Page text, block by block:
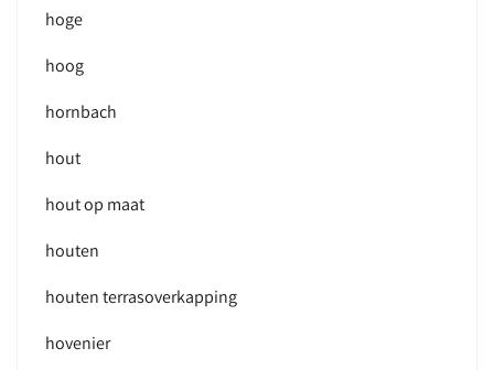
hoge
hoog
hornbach
hout
hout op maat
houten
houten terrasoverkapping
hovenier